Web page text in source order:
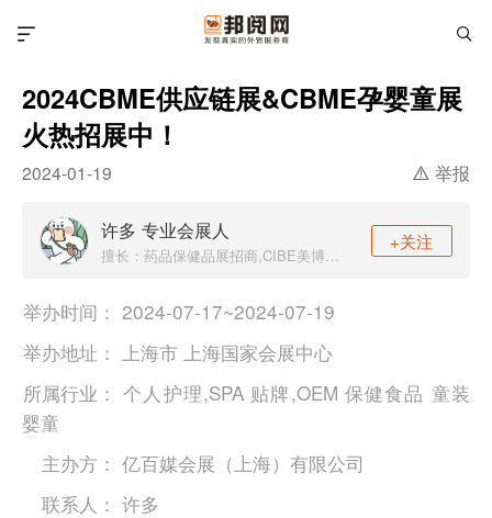
2024CBME供应链展&CBME孕婴童展
火热招展中！
2024-01-19 举报
许多 专业会展人
擅长：药品保健品展招商,CIBE美博会招商,医疗器械养老展招商,CBME母婴童展
+关注
举办时间： 2024-07-17~2024-07-19
举办地址： 上海市 上海国家会展中心
所属行业： 个人护理,SPA 贴牌,OEM 保健食品 童装
婴童
主办方： 亿百媒会展（上海）有限公司
联系人： 许多